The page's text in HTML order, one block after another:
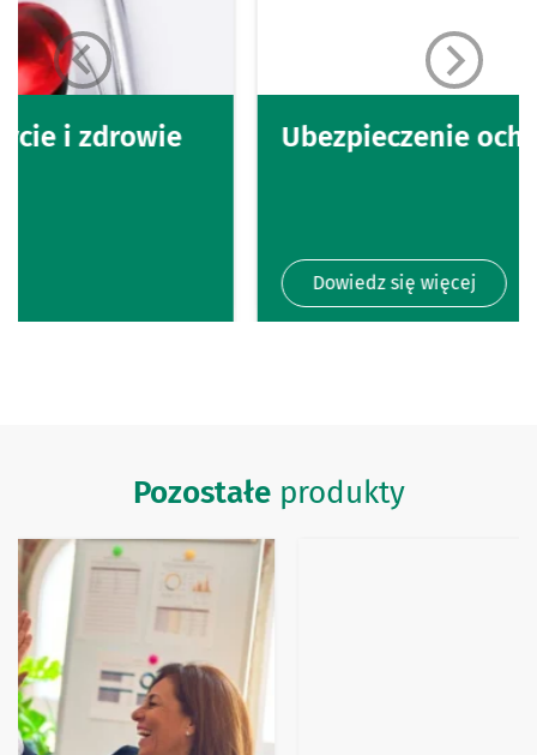
Ubezpieczenie ochrony prawnej
Pozostałeprodukty